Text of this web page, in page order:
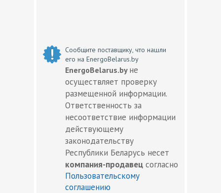
Сообщите поставщику, что нашли
его на EnergoBelarus.by
EnergoBelarus.by не
осуществляет проверку
размещенной информации.
Ответственность за
несоответствие информации
действующему
законодательству
Республики Беларусь несет
компания-продавец согласно
Пользовательскому
соглашению